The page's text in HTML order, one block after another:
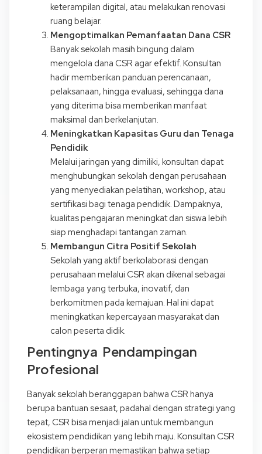
keterampilan digital, atau melakukan renovasi
ruang belajar.
Mengoptimalkan Pemanfaatan Dana CSR
Banyak sekolah masih bingung dalam
mengelola dana CSR agar efektif. Konsultan
hadir memberikan panduan perencanaan,
pelaksanaan, hingga evaluasi, sehingga dana
yang diterima bisa memberikan manfaat
maksimal dan berkelanjutan.
Meningkatkan Kapasitas Guru dan Tenaga
Pendidik
Melalui jaringan yang dimiliki, konsultan dapat
menghubungkan sekolah dengan perusahaan
yang menyediakan pelatihan, workshop, atau
sertifikasi bagi tenaga pendidik. Dampaknya,
kualitas pengajaran meningkat dan siswa lebih
siap menghadapi tantangan zaman.
Membangun Citra Positif Sekolah
Sekolah yang aktif berkolaborasi dengan
perusahaan melalui CSR akan dikenal sebagai
lembaga yang terbuka, inovatif, dan
berkomitmen pada kemajuan. Hal ini dapat
meningkatkan kepercayaan masyarakat dan
calon peserta didik.
Pentingnya Pendampingan
Profesional
Banyak sekolah beranggapan bahwa CSR hanya
berupa bantuan sesaat, padahal dengan strategi yang
tepat, CSR bisa menjadi jalan untuk membangun
ekosistem pendidikan yang lebih maju. Konsultan CSR
pendidikan berperan memastikan bahwa setiap